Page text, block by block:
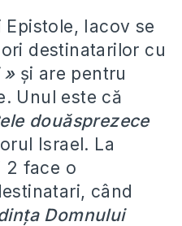
Iacov se
destinatarilor cu
»și are pentru
Unul este că
douăsprezece
Israel. La
2 face o
când
Domnului